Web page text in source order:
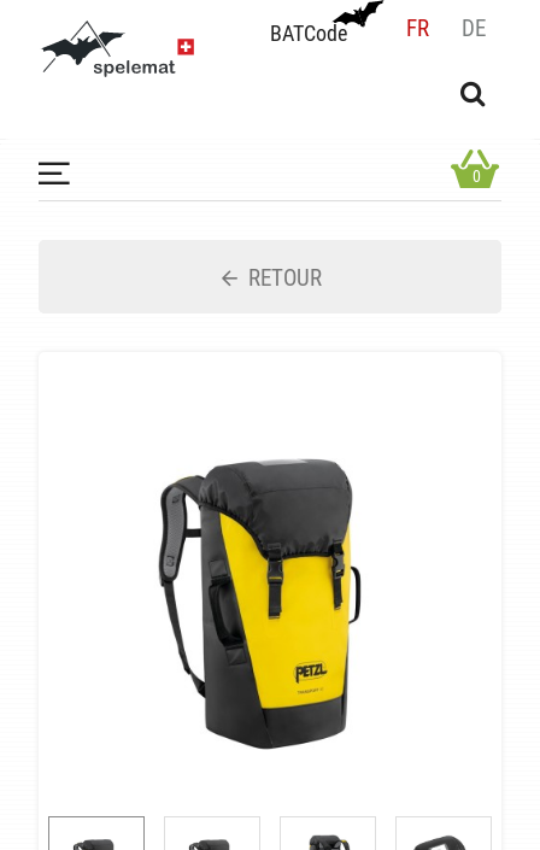
BATCode FR DE
BATCode
OK
0
RETOUR